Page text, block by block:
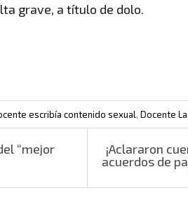
grave, a título de dolo.
escribía contenido sexual, Docente
“mejor
¡Aclararon
acuerdos de